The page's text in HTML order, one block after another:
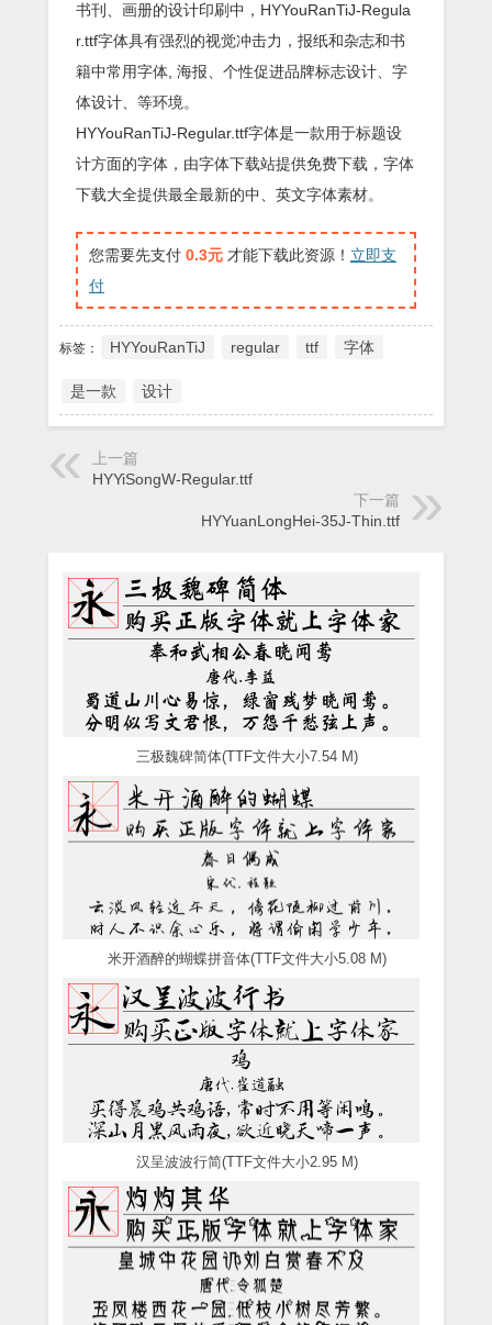
书刊、画册的设计印刷中，HYYouRanTiJ-Regula
r.ttf字体具有强烈的视觉冲击力，报纸和杂志和书
籍中常用字体, 海报、个性促进品牌标志设计、字
体设计、等环境。
HYYouRanTiJ-Regular.ttf字体是一款用于标题设
计方面的字体，由字体下载站提供免费下载，字体
下载大全提供最全最新的中、英文字体素材。
您需要先支付 0.3元 才能下载此资源！ 立即支
付
标签： HYYouRanTiJ regular ttf 字体
是一款 设计
上一篇
HYYiSongW-Regular.ttf
下一篇
HYYuanLongHei-35J-Thin.ttf
三极魏碑简体(TTF文件大小7.54 M)
米开酒醉的蝴蝶拼音体(TTF文件大小5.08 M)
汉呈波波行简(TTF文件大小2.95 M)